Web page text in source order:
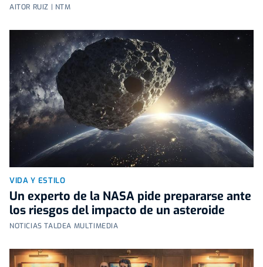
AITOR RUIZ | NTM
VIDA Y ESTILO
Un experto de la NASA pide prepararse ante
los riesgos del impacto de un asteroide
NOTICIAS TALDEA MULTIMEDIA